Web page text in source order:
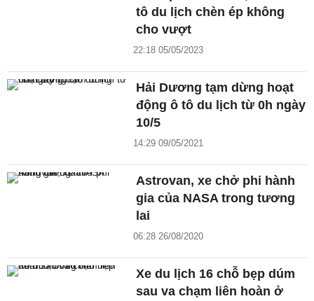
tô du lịch chèn ép không
cho vượt
22:18 05/05/2023
Hải Dương tạm dừng hoạt
động ô tô du lịch từ 0h ngày
10/5
14:29 09/05/2021
Astrovan, xe chở phi hành
gia của NASA trong tương
lai
06:28 26/08/2020
Xe du lịch 16 chỗ bẹp dúm
sau va chạm liên hoàn ở